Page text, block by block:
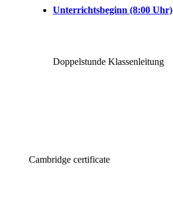
Unterrichtsbeginn (8:00 Uhr)
Doppelstunde Klassenleitung
Cambridge certificate